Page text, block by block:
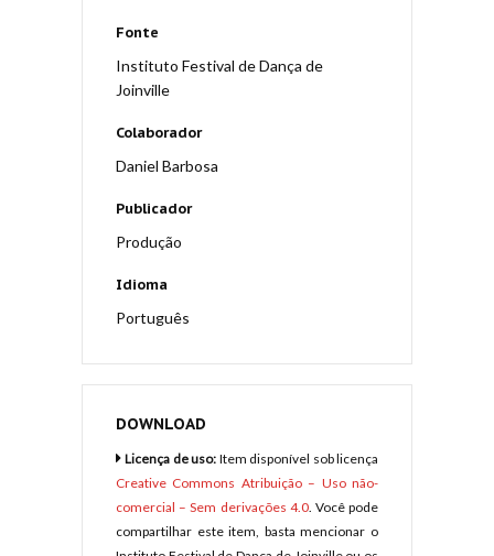
Fonte
Instituto Festival de Dança de
Joinville
Colaborador
Daniel Barbosa
Publicador
Produção
Idioma
Português
DOWNLOAD
Licença de uso: Item disponível sob licença
Creative Commons Atribuição – Uso não-
comercial – Sem derivações 4.0. Você pode
compartilhar este item, basta mencionar o